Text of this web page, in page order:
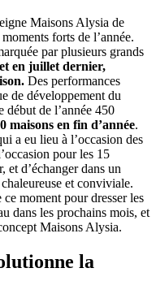
Maisons Alysia de
forts de l’année.
par plusieurs grands
en juillet dernier,
Des performances
de développement du
début de l’année 450
maisons en fin d’année.
a eu lieu à l’occasion des
pour les 15
et d’échanger dans un
et conviviale.
moment pour dresser les
dans les prochains mois, et
Maisons Alysia.
la